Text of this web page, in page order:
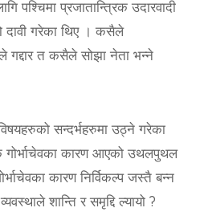
पश्चिमा प्रजातान्त्रिक उदारवादी
दावी गरेका थिए । कसैले
गद्दार त कसैले सोझा नेता भन्ने
सन्दर्भहरुमा उठ्ने गरेका
कारण आएको उथलपुथल
कारण निर्विकल्प जस्तै बन्न
शान्ति र समृद्दि ल्यायो ?